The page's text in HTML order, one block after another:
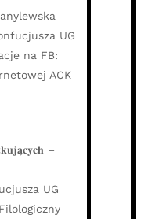
UG
na FB:
ACK
–
UG